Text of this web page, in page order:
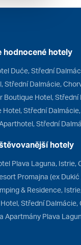
hodnocené hotely
Duće, Střední
Střední Dalmácie,
Hotel, Střední
Střední
hotely
Plava Laguna, Istrie,
& Residence,
Střední Dalmácie,